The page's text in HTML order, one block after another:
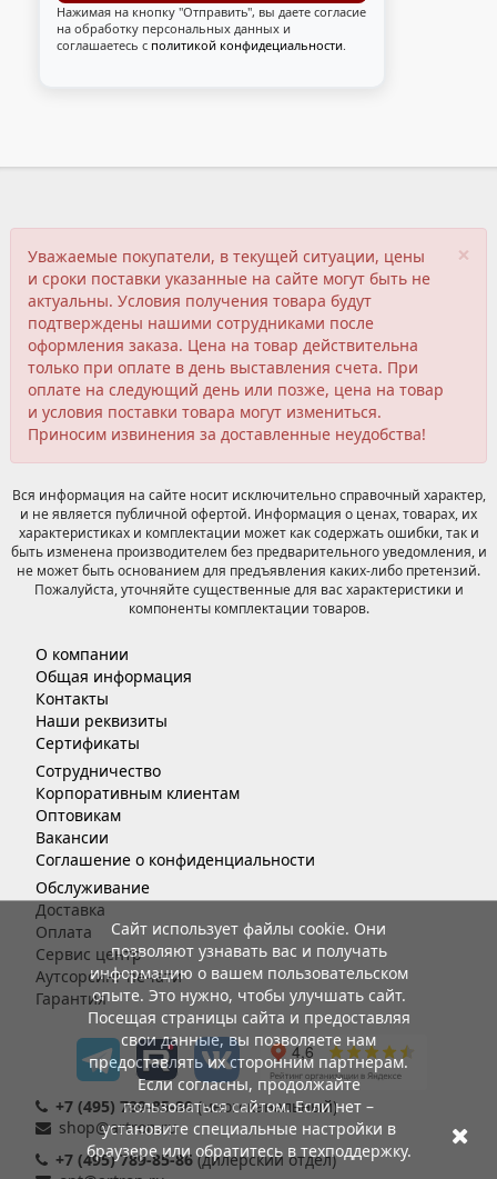
Нажимая на кнопку "Отправить", вы даете согласие
на обработку персональных данных и
соглашаетесь с политикой конфидециальности.
×
Уважаемые покупатели, в текущей ситуации, цены
и сроки поставки указанные на сайте могут быть не
актуальны. Условия получения товара будут
подтверждены нашими сотрудниками после
оформления заказа. Цена на товар действительна
только при оплате в день выставления счета. При
оплате на следующий день или позже, цена на товар
и условия поставки товара могут измениться.
Приносим извинения за доставленные неудобства!
Вся информация на сайте носит исключительно справочный характер,
и не является публичной офертой. Информация о ценах, товарах, их
характеристиках и комплектации может как содержать ошибки, так и
быть изменена производителем без предварительного уведомления, и
не может быть основанием для предъявления каких-либо претензий.
Пожалуйста, уточняйте существенные для вас характеристики и
компоненты комплектации товаров.
О компании
Общая информация
Контакты
Наши реквизиты
Сертификаты
Сотрудничество
Корпоративным клиентам
Оптовикам
Вакансии
Соглашение о конфиденциальности
Обслуживание
Доставка
Оплата
Сервис центр
Аутсорсинг печати
Гарантия
+7 (495) 789-85-80(многоканальный)
shop@artron.ru
+7 (495) 789-85-86(дилерский отдел)
Сайт использует файлы cookie. Они
позволяют узнавать вас и получать
информацию о вашем пользовательском
опыте. Это нужно, чтобы улучшать сайт.
Посещая страницы сайта и предоставляя
свои данные, вы позволяете нам
предоставлять их сторонним партнерам.
Если согласны, продолжайте
пользоваться сайтом. Если нет –
установите специальные настройки в
браузере или обратитесь в техподдержку.